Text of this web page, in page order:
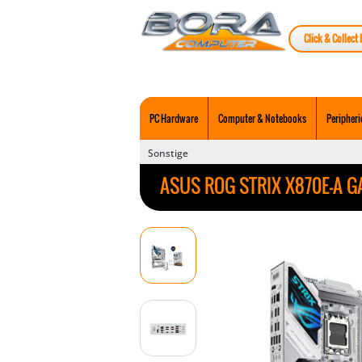
Click & Collect
PC Hardware Computer & Notebooks
Sonstige
ASUS ROG STRIX X870E-A